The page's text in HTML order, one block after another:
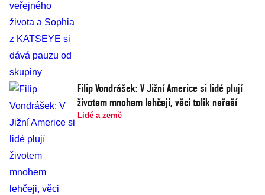
Filip Vondrášek: V Jižní Americe si lidé plují
životem mnohem lehčeji, věci tolik neřeší
Lidé a země